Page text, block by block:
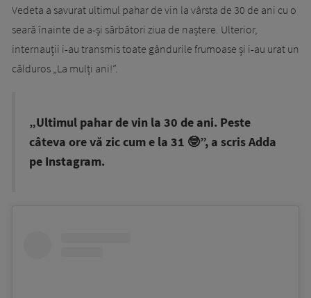
Vedeta a savurat ultimul pahar de vin la vârsta de 30 de ani cu o
seară înainte de a-și sărbători ziua de naștere. Ulterior,
internauții i-au transmis toate gândurile frumoase și i-au urat un
călduros „La mulți ani!”.
„Ultimul pahar de vin la 30 de ani. Peste
câteva ore vă zic cum e la 31 🤓”, a scris Adda
pe Instagram.